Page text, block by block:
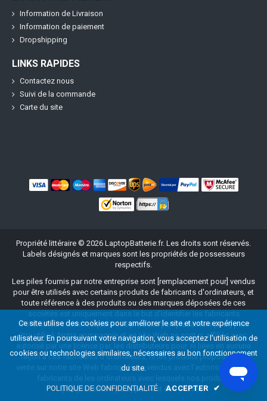
Information de Livraison
Information de paiement
Dropshipping
LINKS RAPIDES
Contactez nous
Suivi de la commande
Carte du site
Propriété littéraire © 2026 LaptopBatterie.fr. Les droits sont réservés.
Labels désignés et marques sont les propriétés de possesseurs
respectifs.
Les piles fournis par notre entreprise sont [remplacement pour] vendus
pour être utilisés avec certains produits de fabricants d'ordinateurs, et
toute référence à des produits ou des marques déposées de ces
d'ordinateurs avec lesquels nos produits [remplacement pour] peut
être utilisé. Notre compagnie et ce site Web ne sont ni affiliés avec,
façon à ces fabricants d'ordinateurs, ni les produits proposés à la
vente sur notre site Web fabriqués ou vendus avec l'autorisation des
fabricants de les ordinateurs avec lesquels nos produits
[remplacement pour] peuvent être utilisés.
Ce site utilise des cookies pour améliorer le site et votre expérience
utilisateur. En poursuivant votre navigation, vous acceptez l'utilisation de
cookies ou technologies similaires, nécessaires au bon fonctionnement
du site.
POLITIQUE DE CONFIDENTIALITÉ ACCEPTER ✔